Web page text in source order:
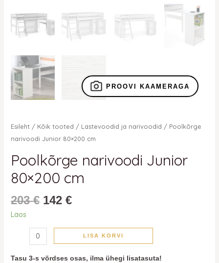
PROOVI KAAMERAGA
Esileht / Kõik tooted / Lastevoodid ja narivoodid / Poolkõrge
narivoodi Junior 80×200 cm
Poolkõrge narivoodi Junior
80×200 cm
203€ 142 €
Laos
LISA KORVI
Tasu 3-s võrdses osas, ilma ühegi lisatasuta!